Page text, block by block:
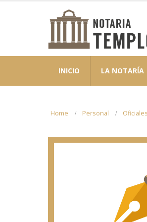
INICIO LA NOTARÍA
Home Personal Oficiales